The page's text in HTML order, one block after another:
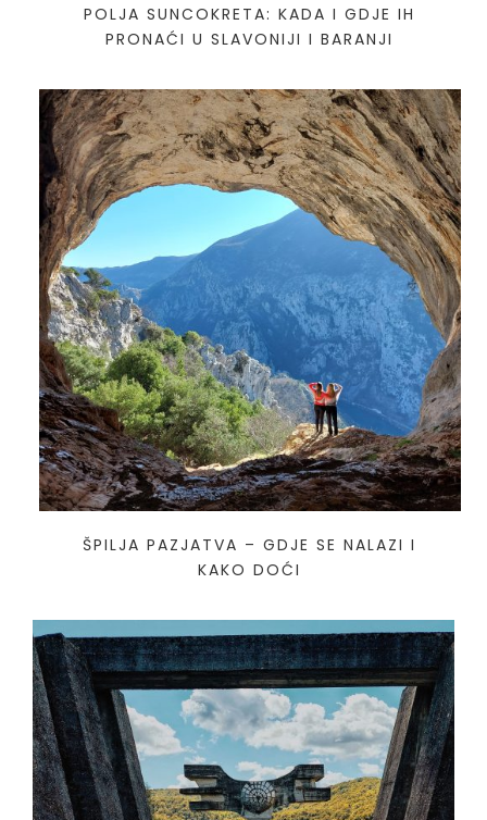
POLJA SUNCOKRETA: KADA I GDJE IH
PRONAĆI U SLAVONIJI I BARANJI
ŠPILJA PAZJATVA – GDJE SE NALAZI I
KAKO DOĆI